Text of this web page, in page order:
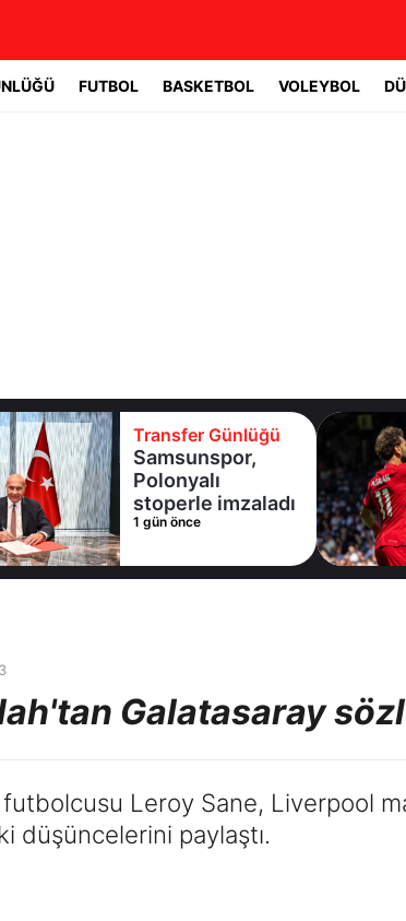
FUTBOL BASKETBOL VOLEYBOL
Transfer Günlüğü
Salah devreye
girdi,
Trabzonspor bir
yıldızı daha bitirdi
2 gün önce
Galatasaray
futbolcusu Leroy Sane, Liverpool
düşüncelerini paylaştı.